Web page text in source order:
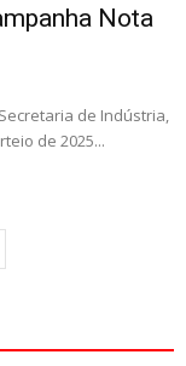
Nota
de Indústria,
de 2025...